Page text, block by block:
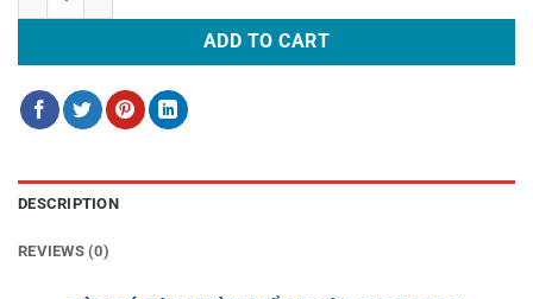
ADD TO CART
DESCRIPTION
REVIEWS (0)